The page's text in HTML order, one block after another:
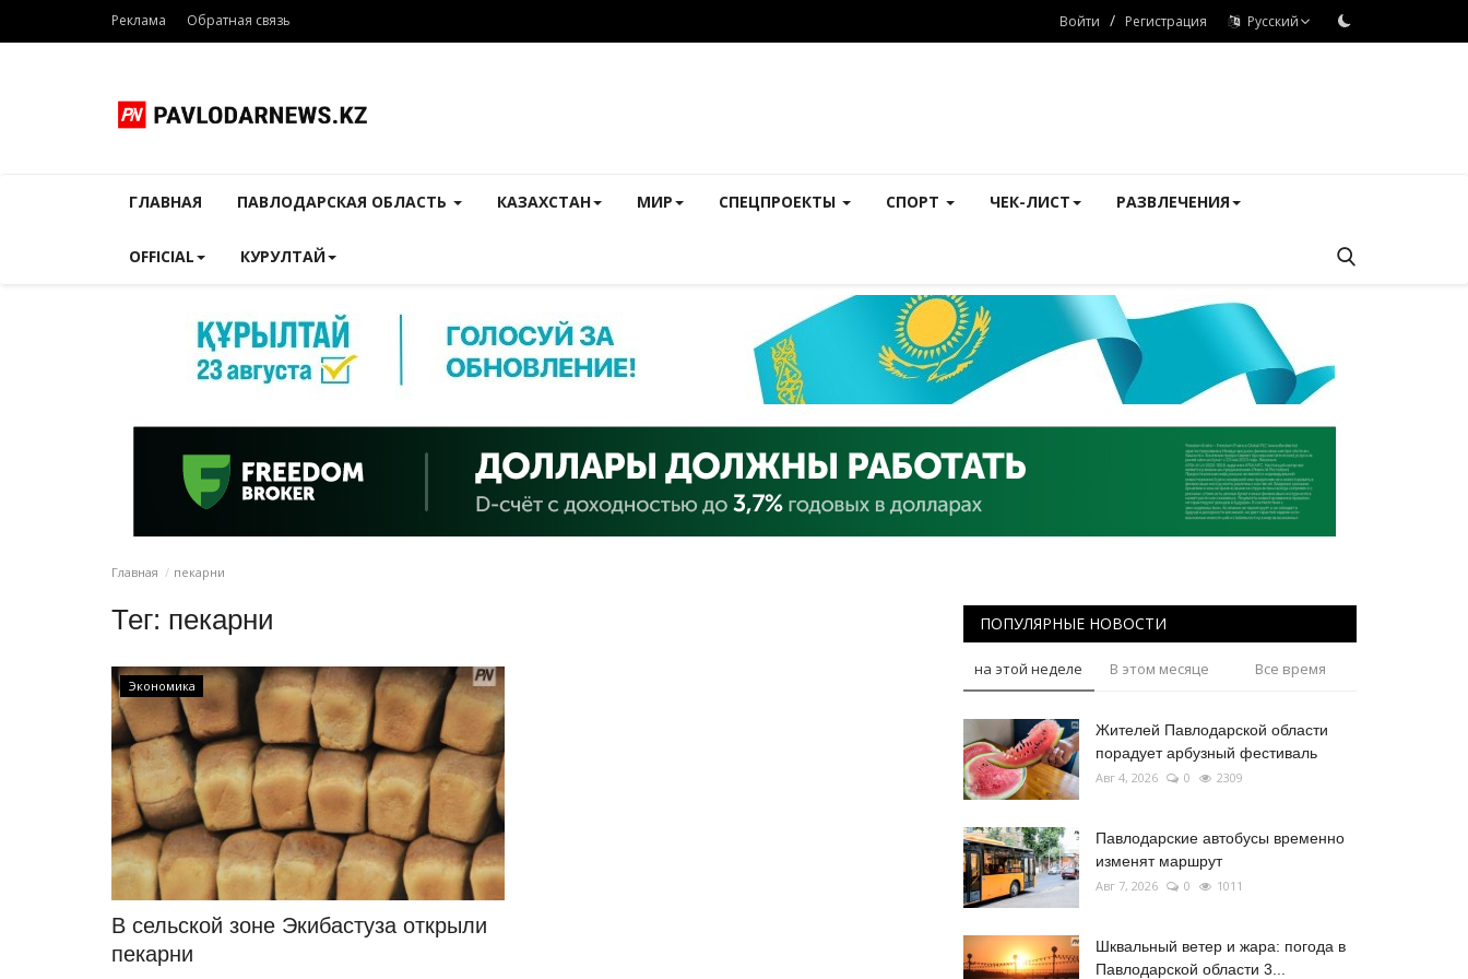
Реклама Обратная связь Войти / Регистрация Русский
ГЛАВНАЯ ПАВЛОДАРСКАЯ ОБЛАСТЬ КАЗАХСТАН МИР СПЕЦПРОЕКТЫ СПОРТ ЧЕК-ЛИСТ РАЗВЛЕЧЕНИЯ
OFFICIAL КУРУЛТАЙ
Главная пекарни
Тег: пекарни
Экономика
В сельской зоне Экибастуза открыли
пекарни
ПОПУЛЯРНЫЕ НОВОСТИ
на этой неделе В этом месяце Все время
Жителей Павлодарской области
порадует арбузный фестиваль
Авг 4, 2026 0 2309
Павлодарские автобусы временно
изменят маршрут
Авг 7, 2026 0 1011
Шквальный ветер и жара: погода в
Павлодарской области 3...